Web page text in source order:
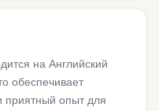
на Английский
обеспечивает
опыт для